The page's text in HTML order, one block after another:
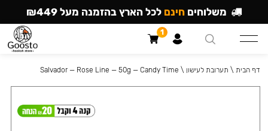
דף הבית \ תערובת לעישון \
Salvador — Rose Line — 50g — Candy Time
משלוחים חינם לכל הארץ בהזמנה מעל ₪449
1